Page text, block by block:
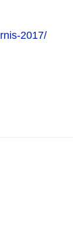
2017/